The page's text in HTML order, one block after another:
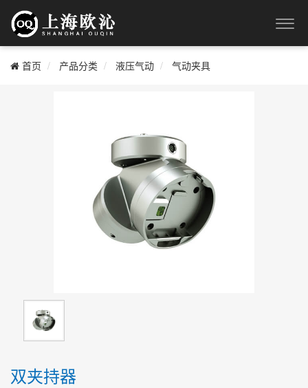
首页 产品分类 液压气动 气动夹具
双夹持器